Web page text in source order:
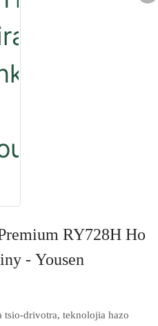
RY728H Ho
- Yousen
drivotra, teknolojia hazo